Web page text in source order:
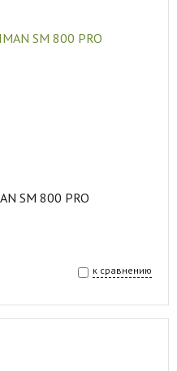
SM 800 PRO
к сравнению